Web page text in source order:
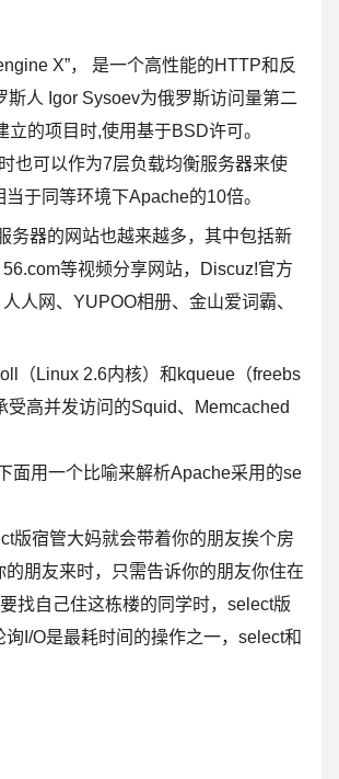
X”， 是一个高性能的HTTP和反
人 Igor Sysoev为俄罗斯访问量第二
的项目时,使用基于BSD许可。
可以作为7层负载均衡服务器来使
于同等环境下Apache的10倍。
器的网站也越来越多，其中包括新
等视频分享网站，Discuz!官方
人网、YUPOO相册、金山爱词霸、
Linux 2.6内核）和kqueue（freebs
高并发访问的Squid、Memcached
用一个比喻来解析Apache采用的se
宿管大妈就会带着你的朋友挨个房
朋友来时，只需告诉你的朋友你住在
找自己住这栋楼的同学时，select版
I/O是最耗时间的操作之一，select和